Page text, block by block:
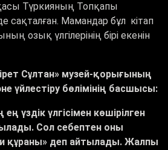
Түркияның Топқапы
сақталған. Мамандар бұл кітап
озық үлгілерінің бірі екенін
Сұлтан» музей-қорығының
үйлестіру бөлімінің басшысы:
үздік үлгісімен көшірілген
Сол себептен оны
құраны» деп айтылады. Жалпы